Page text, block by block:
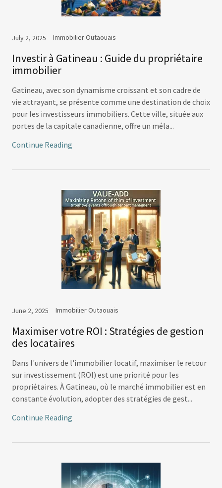
July 2, 2025 Immobilier Outaouais
Investir à Gatineau : Guide du propriétaire
immobilier
Gatineau, avec son dynamisme croissant et son cadre de
vie attrayant, se présente comme une destination de choix
pour les investisseurs immobiliers. Cette ville, située aux
portes de la capitale canadienne, offre un méla...
Continue Reading
June 2, 2025 Immobilier Outaouais
Maximiser votre ROI : Stratégies de gestion
des locataires
Dans l'univers de l'immobilier locatif, maximiser le retour
sur investissement (ROI) est une priorité pour les
propriétaires. À Gatineau, où le marché immobilier est en
constante évolution, adopter des stratégies de gest...
Continue Reading